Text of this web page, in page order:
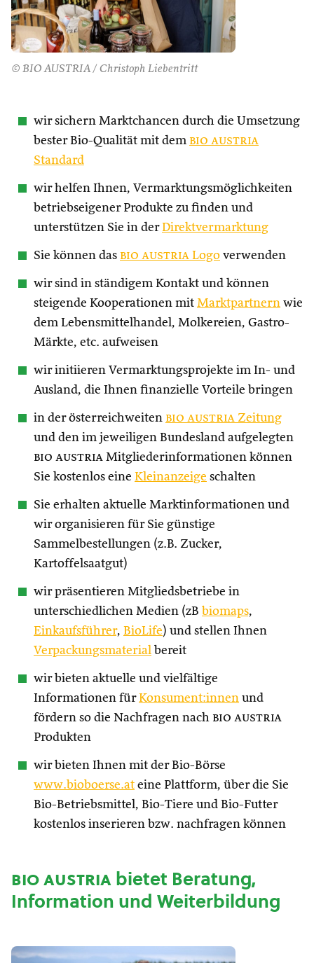
© BIO AUSTRIA / Christoph Liebentritt
wir sichern Marktchancen durch die Umsetzung
bester Bio-Qualität mit dem bio austria
Standard
wir helfen Ihnen, Vermarktungsmöglichkeiten
betriebseigener Produkte zu finden und
unterstützen Sie in derDirektvermarktung
Sie können das bio austria Logo verwenden
wir sind in ständigem Kontakt und können
steigende Kooperationen mit Marktpartnern wie
dem Lebensmittelhandel, Molkereien, Gastro-
Märkte, etc. aufweisen
wir initiieren Vermarktungsprojekte im In- und
Ausland, die Ihnen finanzielle Vorteile bringen
in der österreichweiten bio austria Zeitung
und den im jeweiligen Bundesland aufgelegten
bio austria Mitgliederinformationen können
Sie kostenlos eine Kleinanzeige schalten
Sie erhalten aktuelle Marktinformationen und
wir organisieren für Sie günstige
Sammelbestellungen (z.B. Zucker,
Kartoffelsaatgut)
wir präsentieren Mitgliedsbetriebe in
unterschiedlichen Medien (zB biomaps,
Einkaufsführer, BioLife) und stellen Ihnen
Verpackungsmaterial bereit
wir bieten aktuelle und vielfältige
Informationen fürKonsument:innen und
fördern so die Nachfragen nach bio austria
Produkten
wir bieten Ihnen mit der Bio-Börse
www.bioboerse.at eine Plattform, über die Sie
Bio-Betriebsmittel, Bio-Tiere und Bio-Futter
kostenlos inserieren bzw. nachfragen können
bio austriabietet Beratung,
Information und Weiterbildung